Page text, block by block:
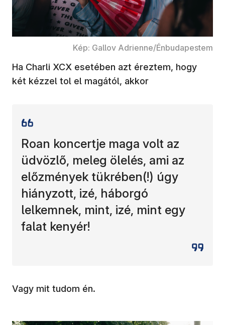
Kép: Gallov Adrienne/Énbudapestem
Ha Charli XCX esetében azt éreztem, hogy
két kézzel tol el magától, akkor
Roan koncertje maga volt az
üdvözlő, meleg ölelés, ami az
előzmények tükrében(!) úgy
hiányzott, izé, háborgó
lelkemnek, mint, izé, mint egy
falat kenyér!
Vagy mit tudom én.